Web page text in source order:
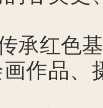
承红色
作品、